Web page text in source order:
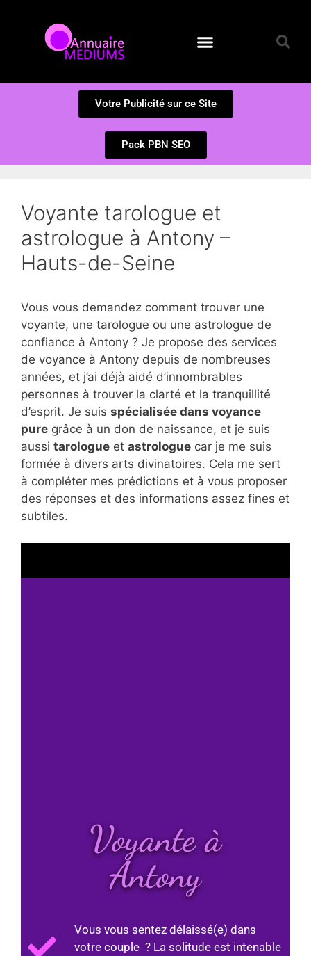
Votre Publicité sur ce Site
Pack PBN SEO
Voyante tarologue et
astrologue à Antony –
Hauts-de-Seine
Vous vous demandez comment trouver une
voyante, une tarologue ou une astrologue de
confiance à Antony ? Je propose des services
de voyance à Antony depuis de nombreuses
années, et j’ai déjà aidé d’innombrables
personnes à trouver la clarté et la tranquillité
d’esprit. Je suis spécialisée dans voyance
pure grâce à un don de naissance, et je suis
aussi tarologue et astrologue car je me suis
formée à divers arts divinatoires. Cela me sert
à compléter mes prédictions et à vous proposer
des réponses et des informations assez fines et
subtiles.
Voyante à
Antony
Vous vous sentez délaissé(e) dans
votre couple ? La solitude est intenable